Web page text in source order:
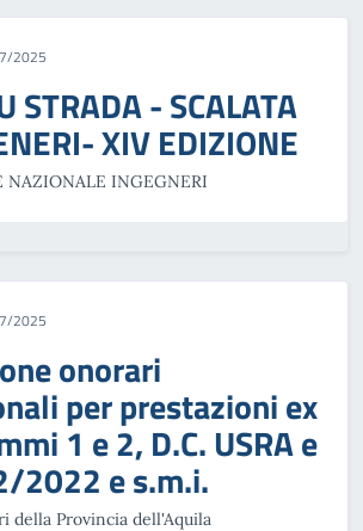
2025
STRADA - SCALATA
XIV EDIZIONE
NAZIONALE INGEGNERI
2025
onorari
per prestazioni ex
1 e 2, D.C. USRA e
2022 e s.m.i.
della Provincia dell'Aquila